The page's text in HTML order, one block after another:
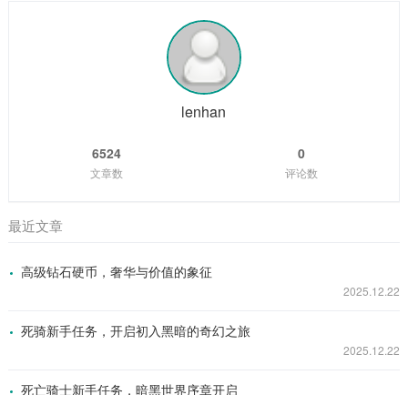
疑是游戏美术设计的精华所在，每一把二觉...
联盟官方指定的兑换页面输入这些代码，从而获得各种游戏内
的奖励，这些奖励可谓丰富多彩，从稀有的英雄皮肤、珍贵的
英雄角色，到各种游戏道具和加成，应有尽有，对于玩家而
言，一个有效的CDKEY兑换码就像是一份意外之喜，能让他们
在游戏中获得更多的乐趣和优势...
lenhan
6524
文章数
0
评论数
最近文章
高级钻石硬币，奢华与价值的象征
2025.12.22
死骑新手任务，开启初入黑暗的奇幻之旅
2025.12.22
死亡骑士新手任务，暗黑世界序章开启